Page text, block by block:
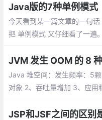
下加入fastjson的jar文件。
Java版的7种单例模式
今天看到某一篇文章的一句
把 单例模式 又仔细看了一遍
自己记忆。
JVM 发生 OOM 的 8
Java 堆空间：发生频率：5
对象 2、吞吐量增加 3、应用
JSP和JSF之间的区别